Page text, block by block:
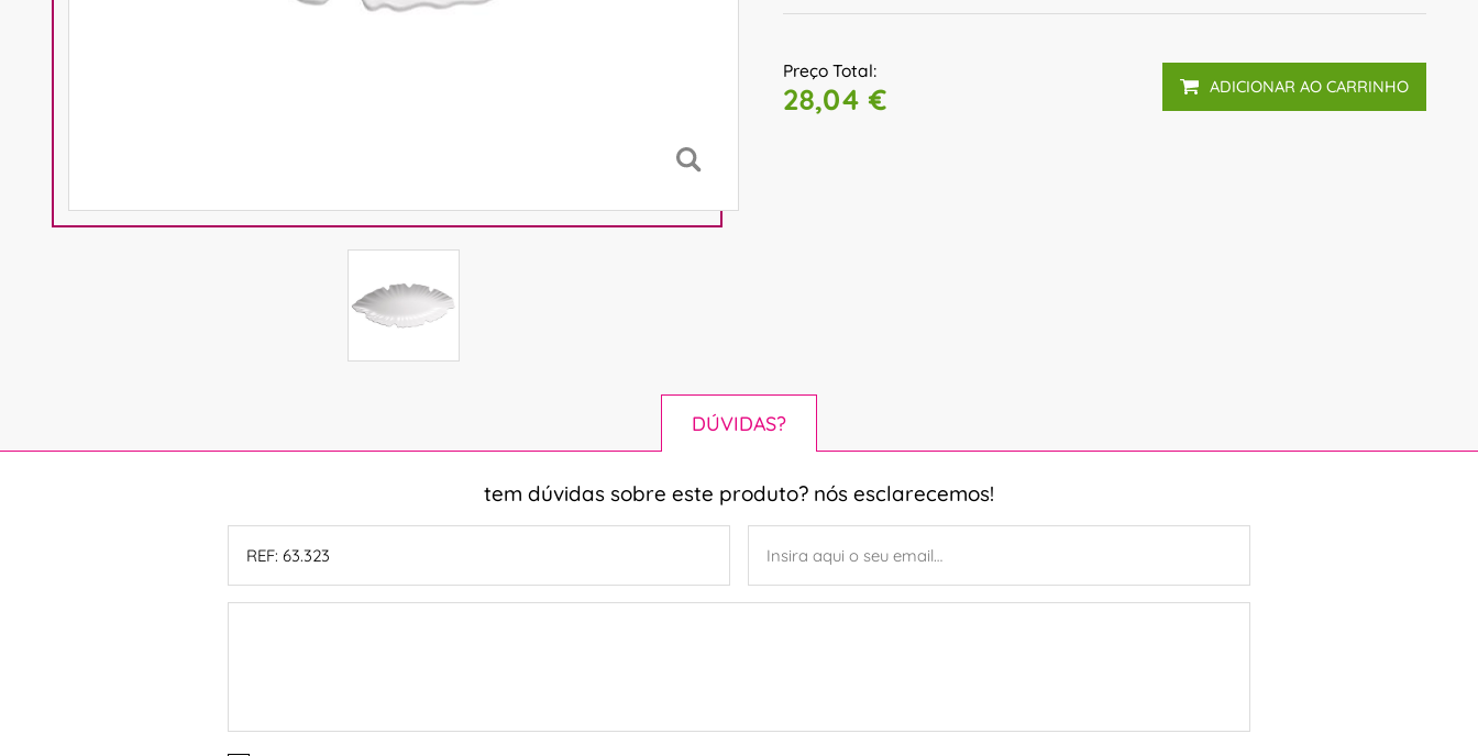
Preço Total:
28,04 € ADICIONAR AO CARRINHO
DÚVIDAS?
tem dúvidas sobre este produto? nós esclarecemos!